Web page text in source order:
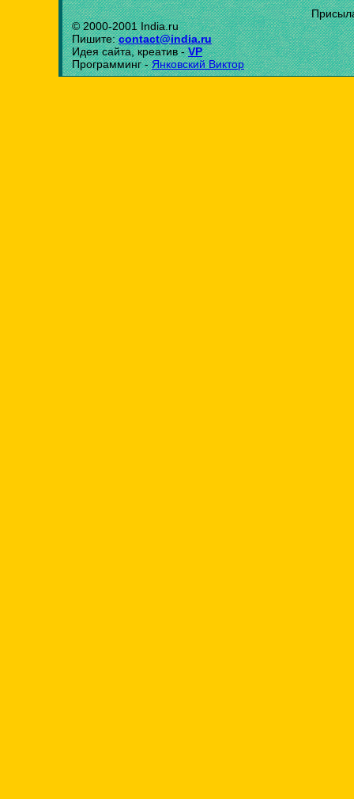
© 2000-2001 India.ru
Пишите:contact@india.ru
Идея сайта, креатив -VP
Программинг -Янковский Виктор